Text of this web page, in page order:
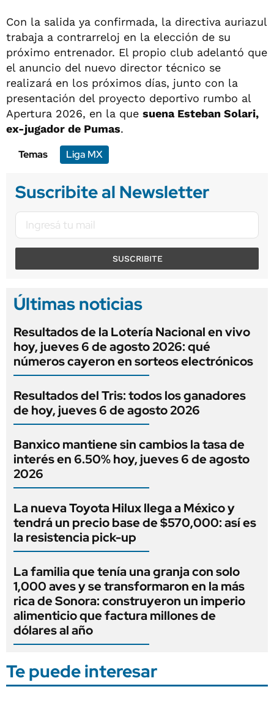
Con la salida ya confirmada, la directiva auriazul
trabaja a contrarreloj en la elección de su
próximo entrenador. El propio club adelantó que
el anuncio del nuevo director técnico se
realizará en los próximos días, junto con la
presentación del proyecto deportivo rumbo al
Apertura 2026, en la que suena Esteban Solari,
ex-jugador de Pumas.
Temas
Liga MX
Suscribite al Newsletter
SUSCRIBITE
Últimas noticias
Resultados de la Lotería Nacional en vivo
hoy, jueves 6 de agosto 2026: qué
números cayeron en sorteos electrónicos
Resultados del Tris: todos los ganadores
de hoy, jueves 6 de agosto 2026
Banxico mantiene sin cambios la tasa de
interés en 6.50% hoy, jueves 6 de agosto
2026
La nueva Toyota Hilux llega a México y
tendrá un precio base de $570,000: así es
la resistencia pick-up
La familia que tenía una granja con solo
1,000 aves y se transformaron en la más
rica de Sonora: construyeron un imperio
alimenticio que factura millones de
dólares al año
Te puede interesar